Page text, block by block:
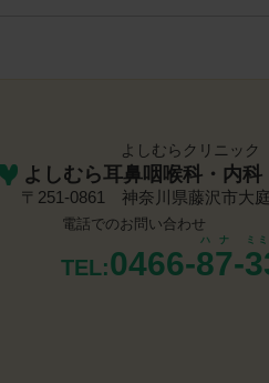
よしむらクリニック
よしむら耳鼻咽喉科・内
〒251-0861 神奈川県藤沢市大
電話でのお問い合わせ
TEL:0466-87
ハナ
-
ミ